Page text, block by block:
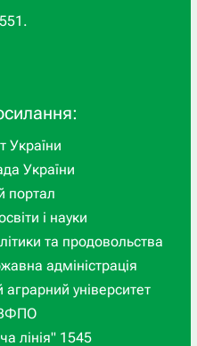
.
України
України
портал
і науки
та продовольства
адміністрація
університет
лінія" 1545